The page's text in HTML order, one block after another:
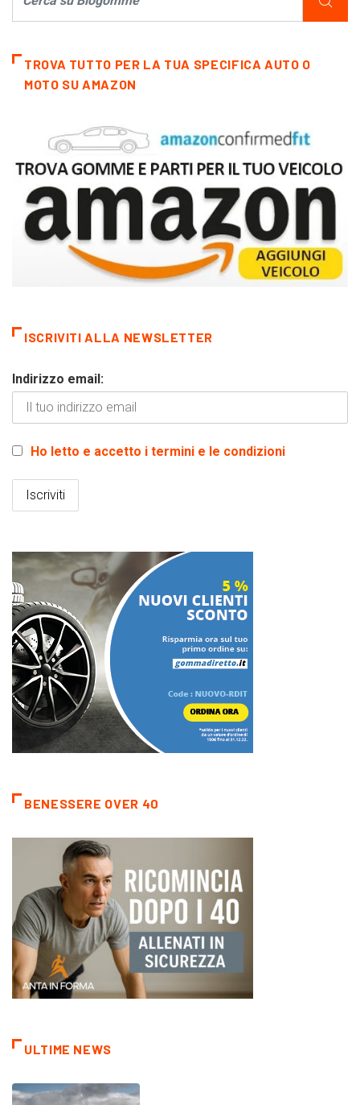
TROVA TUTTO PER LA TUA SPECIFICA AUTO O
MOTO SU AMAZON
ISCRIVITI ALLA NEWSLETTER
Indirizzo email:
Ho letto e accetto i termini e le condizioni
BENESSERE OVER 40
ULTIME NEWS